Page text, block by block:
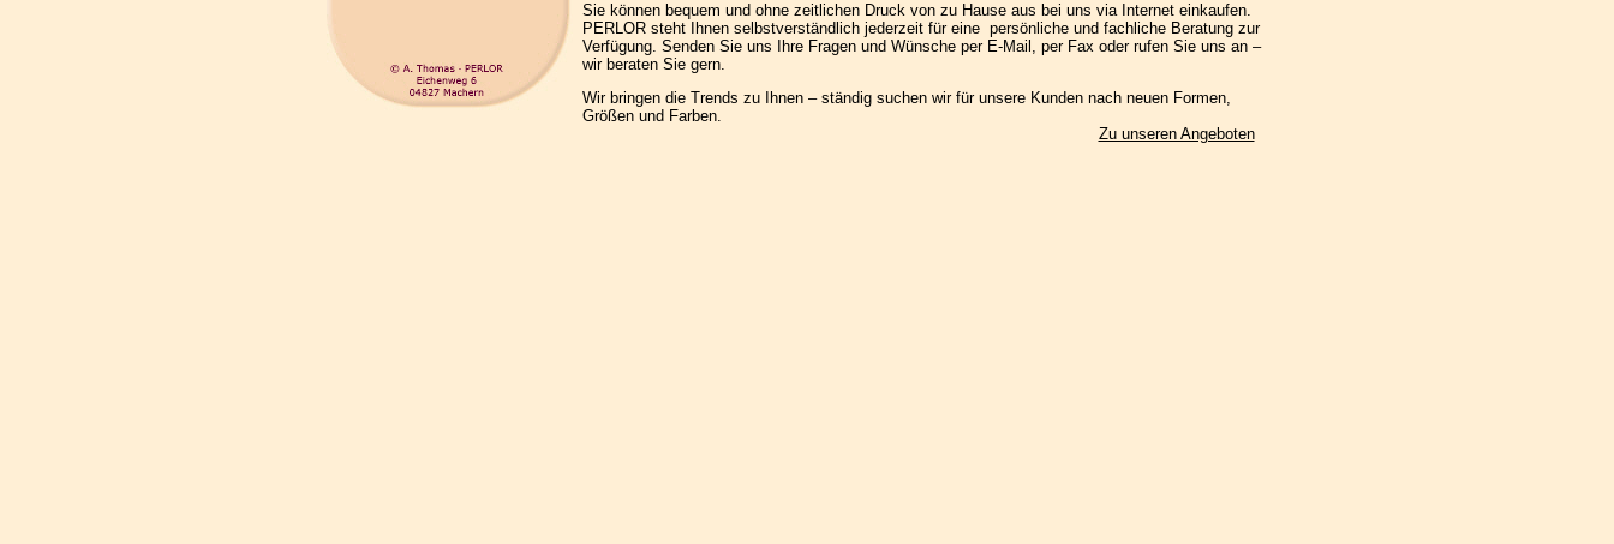
Sie können bequem und ohne zeitlichen Druck von zu Hause aus bei uns via Internet einkaufen.
PERLOR steht Ihnen selbstverständlich jederzeit für eine persönliche und fachliche Beratung zur
Verfügung. Senden Sie uns Ihre Fragen und Wünsche per E-Mail, per Fax oder rufen Sie uns an –
wir beraten Sie gern.
Wir bringen die Trends zu Ihnen – ständig suchen wir für unsere Kunden nach neuen Formen,
Größen und Farben.
Zu unseren Angeboten